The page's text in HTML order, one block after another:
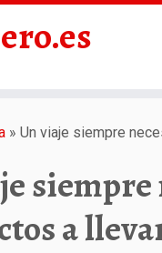
» Un viaje siempre
siempre
a